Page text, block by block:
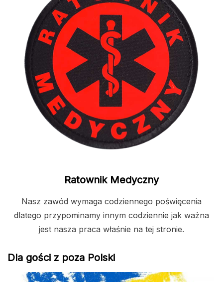
Ratownik Medyczny
Nasz zawód wymaga codziennego poświęcenia
dlatego przypominamy innym codziennie jak ważna
jest nasza praca właśnie na tej stronie.
Dla gości z poza Polski